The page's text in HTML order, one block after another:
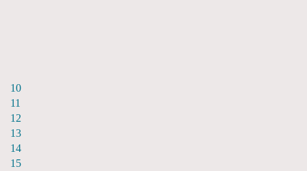
10
11
12
13
14
15